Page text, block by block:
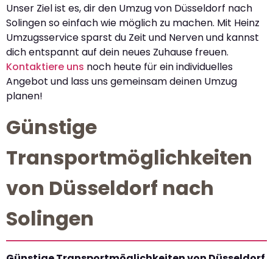
Unser Ziel ist es, dir den Umzug von Düsseldorf nach
Solingen so einfach wie möglich zu machen. Mit Heinz
Umzugsservice sparst du Zeit und Nerven und kannst
dich entspannt auf dein neues Zuhause freuen.
Kontaktiere uns noch heute für ein individuelles
Angebot und lass uns gemeinsam deinen Umzug
planen!
Günstige
Transportmöglichkeiten
von Düsseldorf nach
Solingen